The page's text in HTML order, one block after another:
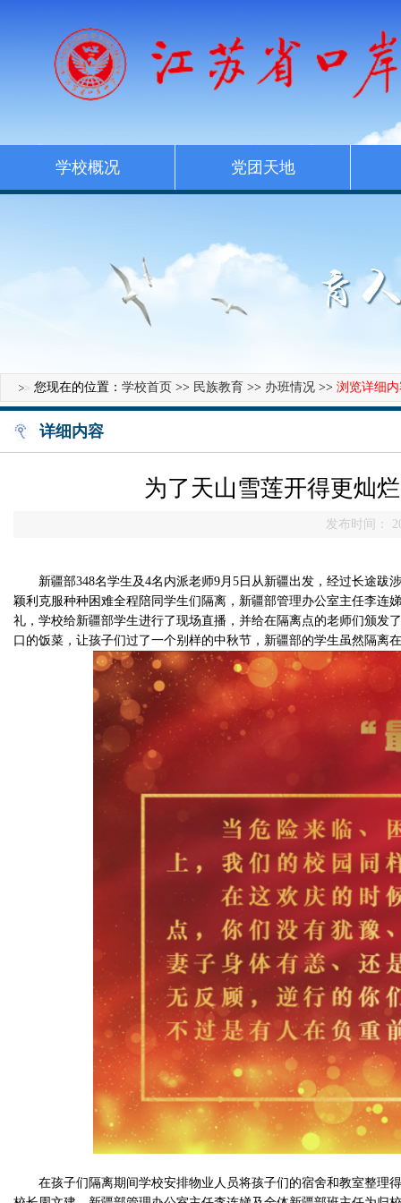
学校概况 党团天地
您现在的位置： 学校首页 >> 民族教育 >> 办班情况 >> 浏览详细
详细内容
为了天山雪莲开得更灿
发布时间：
新疆部348名学生及4名内派老师9月 5 日从新疆出发，经过长途跋涉
颖利克服种种困难全程陪同学生们隔离，新疆部管理办公室主任李连
礼，学校给新疆部学生进行了现场直播，并给在隔离点的老师们颁发
口的饭菜，让孩子们过了一个别样的中秋节，新疆部的学生虽然隔离
在孩子们隔离期间学校安排物业人员将孩子们的宿舍和教室整理